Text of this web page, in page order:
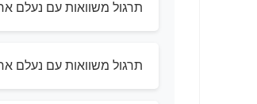
תרגול משוואות עם נעלם
תרגול משוואות עם נעלם